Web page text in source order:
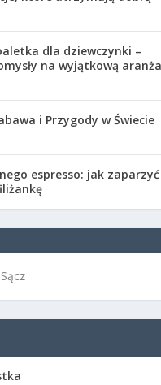
dla dziewczynki –
na wyjątkową
i Przygody w Świecie
espresso: jak zaparzyć